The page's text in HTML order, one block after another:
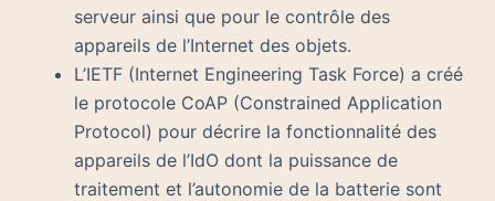
serveur ainsi que pour le contrôle des
appareils de l’Internet des objets.
L’IETF (Internet Engineering Task Force) a créé
le protocole CoAP (Constrained Application
Protocol) pour décrire la fonctionnalité des
appareils de l’IdO dont la puissance de
traitement et l’autonomie de la batterie sont